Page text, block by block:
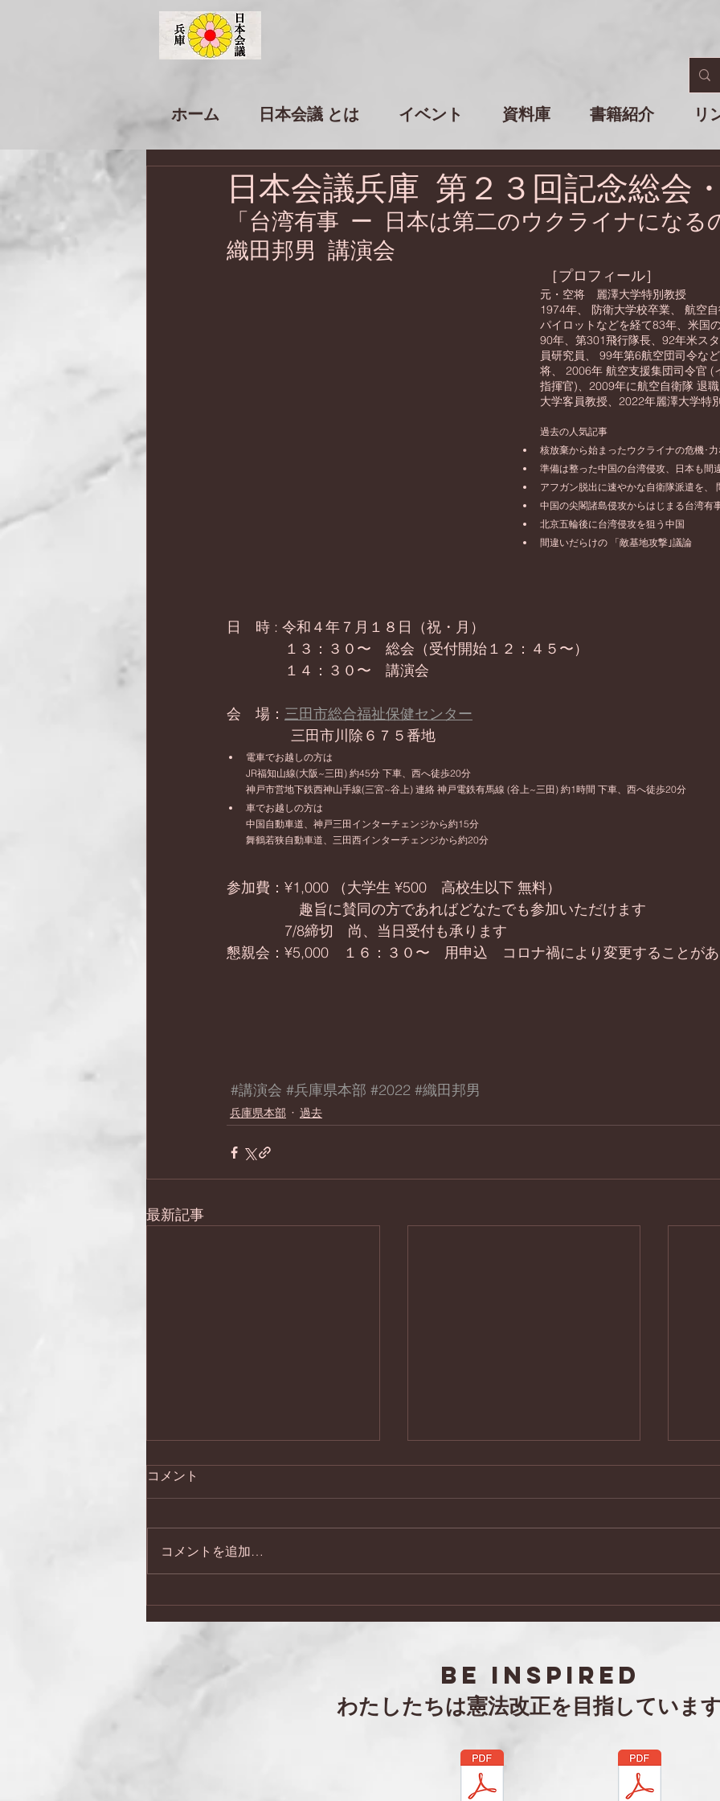
ホーム 日本会議 とは イベント 資料庫 書籍紹介 リ
日本会議兵庫 第２３回記念総会
「台湾有事 ー 日本は第二のウクライナになる
織田邦男 講演会
［プロフィール］
元・空将　麗澤大学特別教授
1974年、 防衛大学校卒業、 航空
パイロットなどを経て83年、米国
90年、第301飛行隊長、92年米ス
員研究員、 99年第6航空団司令な
将、 2006年 航空支援集団司令官 (
指揮官)、2009年に航空自衛隊 退
大学客員教授、2022年麗澤大学特
過去の人気記事
核放棄から始まったウクライナの危機･
準備は整った中国の台湾侵攻、日本も間
アフガン脱出に速やかな自衛隊派遣を、
中国の尖閣諸島侵攻からはじまる台湾有
北京五輪後に台湾侵攻を狙う中国
間違いだらけの 「敵基地攻撃｣議論
日　時 : 令和４年７月１８日（祝・月）
１３：３０〜　総会（受付開始１２：４５〜）
１４：３０〜　講演会
会　場： 三田市総合福祉保健センター
三田市川除６７５番地
電車でお越しの方は
JR福知山線(大阪~三田) 約45分 下車、西へ徒歩20分
神戸市営地下鉄西神山手線(三宮~谷上) 連絡 神戸電鉄有馬線 (谷上~三田) 約1時間 下車、西へ徒歩20分
車でお越しの方は
中国自動車道、神戸三田インターチェンジから約15分
舞鶴若狭自動車道、三田西インターチェンジから約20分
参加費：¥1,000 （大学生 ¥500　高校生以下 無料）
趣旨に賛同の方であればどなたでも参加いただけます
7/8締切　尚、当日受付も承ります
懇親会：¥5,000　１６：３０〜　用申込　コロナ禍により変更することが
#講演会 #兵庫県本部 #2022 #織田邦男
兵庫県本部 過去
最新記事
日本会議兵庫 第２７回総
会・記念講演会
日本会議兵庫 阪神北支部 令
和８年度年次総会・特別講演
「
第
コメント
コメントを追加…
BE inspired
わたしたちは憲法改正を目指していま